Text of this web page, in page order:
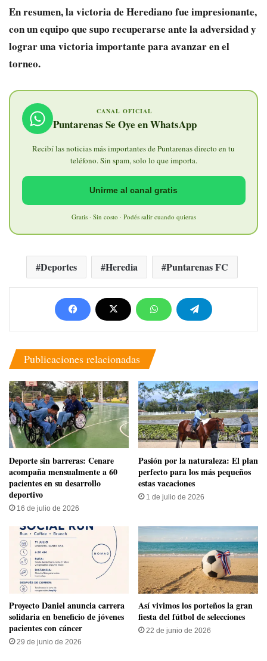
En resumen, la victoria de Herediano fue impresionante,
con un equipo que supo recuperarse ante la adversidad y
lograr una victoria importante para avanzar en el
torneo.
CANAL OFICIAL
Puntarenas Se Oye en WhatsApp
Recibí las noticias más importantes de Puntarenas directo en tu
teléfono. Sin spam, solo lo que importa.
Unirme al canal gratis
Gratis · Sin costo · Podés salir cuando quieras
Deportes Heredia Puntarenas FC
Publicaciones relacionadas
​Deporte sin barreras: Cenare
acompaña mensualmente a 60
pacientes en su desarrollo
deportivo
16 de julio de 2026
Pasión por la naturaleza: El plan
perfecto para los más pequeños
estas vacaciones
1 de julio de 2026
Proyecto Daniel anuncia carrera
solidaria en beneficio de jóvenes
pacientes con cáncer
29 de junio de 2026
Así vivimos los porteños la gran
fiesta del fútbol de selecciones
22 de junio de 2026